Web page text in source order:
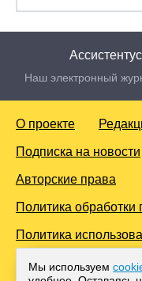
Наш электронный
О проекте
Подписка на новости
Авторские права
Политика
Политика
© 2016-2026 Все
Любое копирование
Мы используем